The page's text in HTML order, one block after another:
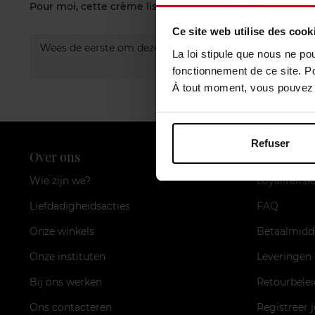
Ce site web utilise des
La loi stipule que nous ne
fonctionnement de ce site.
À tout moment, vous
Refuser
Pour moi, cette crème lisse bien la peau, laisse une
Wees de eerste om deze commentaar te evalueren.
Over ons
Wie zijn we?
Liefdadigheidsacties
Onze winkels
Onze instituten
Bij ons werken
Ons contacteren
FAQ
Leveringen
Registreer